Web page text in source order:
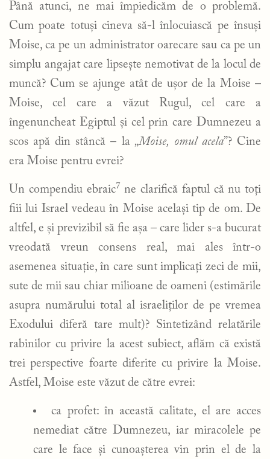
Până atunci, ne mai împiedicăm de o problemă.
Cum poate totuși cineva să-l înlocuiască pe însuși
Moise, ca pe un administrator oarecare sau ca pe un
simplu angajat care lipsește nemotivat de la locul de
muncă? Cum se ajunge atât de ușor de la Moise –
Moise, cel care a văzut Rugul, cel care a
îngenuncheat Egiptul și cel prin care Dumnezeu a
scos apă din stâncă – la „Moise, omul acela”? Cine
era Moise pentru evrei?
Un compendiu ebraic7 ne clarifică faptul că nu toți
fiii lui Israel vedeau în Moise același tip de om. De
altfel, e și previzibil să fie așa – care lider s-a bucurat
vreodată vreun consens real, mai ales într-o
asemenea situație, în care sunt implicați zeci de mii,
sute de mii sau chiar milioane de oameni (estimările
asupra numărului total al israeliților de pe vremea
Exodului diferă tare mult)? Sintetizând relatările
rabinilor cu privire la acest subiect, aflăm că există
trei perspective foarte diferite cu privire la Moise.
Astfel, Moise este văzut de către evrei:
ca profet: în această calitate, el are acces
nemediat către Dumnezeu, iar miracolele pe
care le face și cunoașterea vin prin el de la